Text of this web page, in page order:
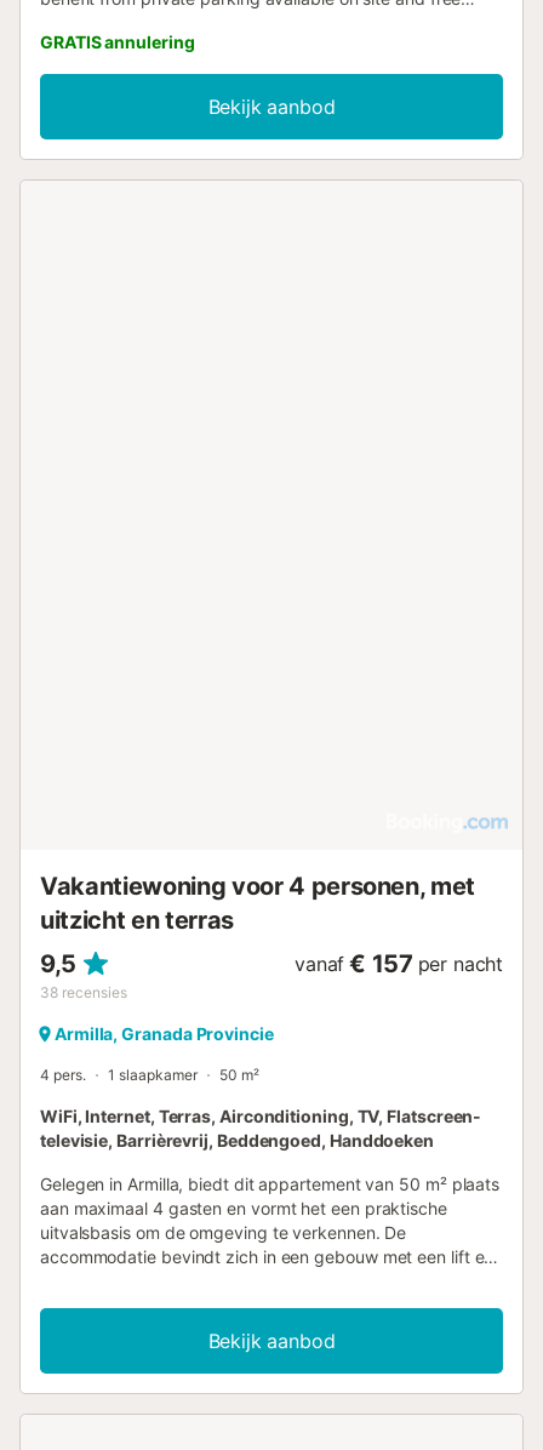
GRATIS annulering
Bekijk aanbod
Vakantiewoning voor 4 personen, met
uitzicht en terras
9,5
38 recensies
vanaf € 157 per nacht
Armilla, Granada Provincie
4 pers. 1 slaapkamer 50 m²
WiFi, Internet, Terras, Airconditioning, TV, Flatscreen-
televisie, Barrièrevrij, Beddengoed, Handdoeken
Gelegen in Armilla, biedt dit appartement van 50 m² plaats
aan maximaal 4 gasten en vormt het een praktische
uitvalsbasis om de omgeving te verkennen. De
accommodatie bevindt zich in een gebouw met een lift en
met uitzicht op de bergen, de stad en lokale
bezienswaardigheden. Het appartement omvat 1
slaapkamer met een tweepersoonsbed en een slaapbank
in de woonruimte, evenals een badkamer met een
Bekijk aanbod